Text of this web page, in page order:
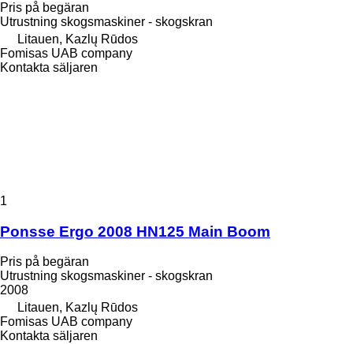
Pris på begäran
Utrustning skogsmaskiner - skogskran
Litauen, Kazlų Rūdos
Fomisas UAB company
Kontakta säljaren
1
Ponsse Ergo 2008 HN125 Main Boom
Pris på begäran
Utrustning skogsmaskiner - skogskran
2008
Litauen, Kazlų Rūdos
Fomisas UAB company
Kontakta säljaren